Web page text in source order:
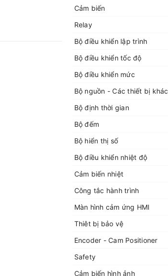
Cảm biến
Relay
Bộ điều khiển lập trình
Bộ điều khiển tốc độ
Bộ điều khiển mức
Bộ nguồn - Các thiết bị khác
Bộ định thời gian
Bộ đếm
Bộ hiển thị số
Bộ điều khiển nhiệt độ
Cảm biến nhiệt
Công tắc hành trình
Màn hình cảm ứng HMI
Thiêt bị bảo vệ
Encoder - Cam Positioner
Safety
Cảm biến hình ảnh